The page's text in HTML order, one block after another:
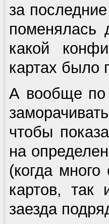
за
поменялась
какой
картах было
А вообще по
чтобы
на
(когда
картов,
заезда